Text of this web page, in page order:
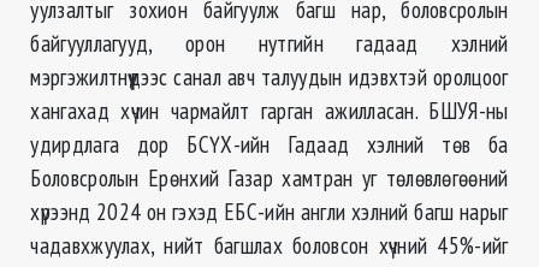
уулзалтыг зохион байгуулж багш нар, боловсролын
байгууллагууд, орон нутгийн гадаад хэлний
мэргэжилтнүүдээс санал авч талуудын идэвхтэй оролцоог
хангахад хүчин чармайлт гарган ажилласан. БШУЯ-ны
удирдлага дор БСҮХ-ийн Гадаад хэлний төв ба
Боловсролын Ерөнхий Газар хамтран уг төлөвлөгөөний
хүрээнд 2024 он гэхэд ЕБС-ийн англи хэлний багш нарыг
чадавхжуулах, нийт багшлах боловсон хүчний 45%-ийг